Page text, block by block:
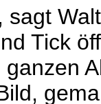
sagt
Tick